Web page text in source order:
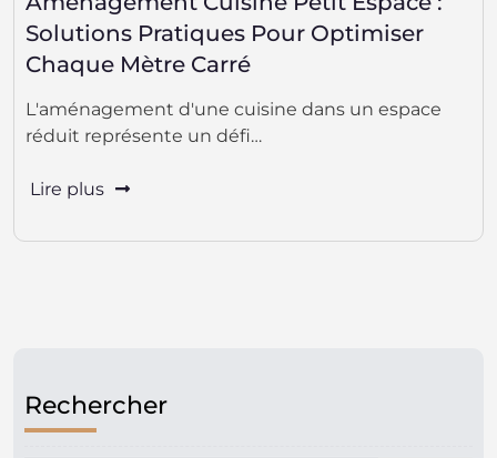
Solutions Pratiques Pour Optimiser
Chaque Mètre Carré
L'aménagement d'une cuisine dans un espace
réduit représente un défi…
Lire plus
Rechercher